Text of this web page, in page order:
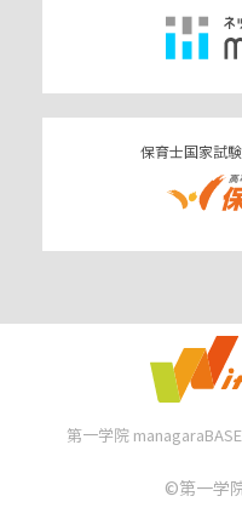
保育士国家試
第一学院
©︎第一学